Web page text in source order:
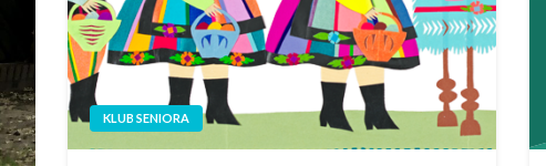
KLUB SENIORA